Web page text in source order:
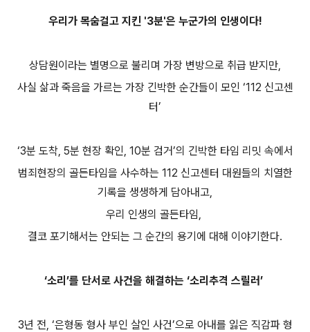
우리가 목숨걸고 지킨 '3분'은 누군가의 인생이다!
상담원이라는 별명으로 불리며 가장 변방으로 취급 받지만,
사실 삶과 죽음을 가르는 가장 긴박한 순간들이 모인 ‘112 신고센
터’
‘3분 도착, 5분 현장 확인, 10분 검거’의 긴박한 타임 리밋 속에서
범죄현장의 골든타임을 사수하는 112 신고센터 대원들의 치열한
기록을 생생하게 담아내고,
우리 인생의 골든타임,
결코 포기해서는 안되는 그 순간의 용기에 대해 이야기한다.
‘소리’를 단서로 사건을 해결하는 ‘소리추격 스릴러’
3년 전, ‘은형동 형사 부인 살인 사건’으로 아내를 잃은 직감파 형